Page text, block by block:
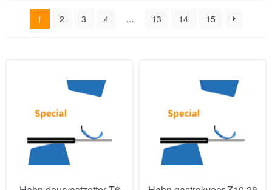
Hahn deurvastzetter T6
15 200 0 526 WX22
WX22 0N
Levertijd van ca. 6 - 8 weken -
Hahn gastrekveer Z10 28
100 0 380 AU19 V2a
AU19 V2a 1300N
kompleet RVS 304
Levertijd van ca. 6 - 8 weken -